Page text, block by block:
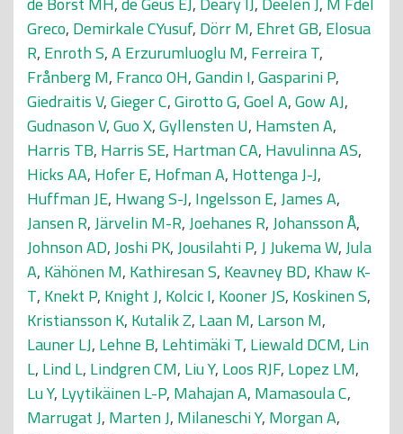
Greco, Demirkale CYusuf, Dörr M, Ehret GB, Elosua
R, Enroth S,A Erzurumluoglu M, Ferreira T,
Frånberg M, Franco OH,Gandin I,Gasparini P,
Giedraitis V,Gieger C,Girotto G,Goel A,Gow AJ,
Gudnason V,Guo X,Gyllensten U, Hamsten A,
Harris TB, Harris SE, Hartman CA, Havulinna AS,
Hicks AA, Hofer E, Hofman A, Hottenga J-J,
Huffman JE, Hwang S-J, Ingelsson E,James A,
Jansen R,Järvelin M-R,Joehanes R,Johansson Å,
Johnson AD,Joshi PK,Jousilahti P,J Jukema W,Jula
A, Kähönen M, Kathiresan S, Keavney BD, Khaw K-
T, Knekt P, Knight J, Kolcic I, Kooner JS, Koskinen S,
Kristiansson K, Kutalik Z, Laan M, Larson M,
Launer LJ, Lehne B, Lehtimäki T, Liewald DCM, Lin
L, Lind L, Lindgren CM, Liu Y, Loos RJF, Lopez LM,
Lu Y, Lyytikäinen L-P, Mahajan A, Mamasoula C,
Marrugat J, Marten J, Milaneschi Y, Morgan A,